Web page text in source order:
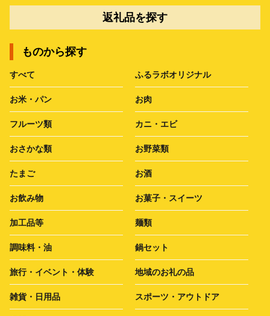
返礼品を探す
ものから探す
すべて ふるラボオリジナル
お米・パン お肉
フルーツ類 カニ・エビ
おさかな類 お野菜類
たまご お酒
お飲み物 お菓子・スイーツ
加工品等 麺類
調味料・油 鍋セット
旅行・イベント・体験 地域のお礼の品
雑貨・日用品 スポーツ・アウトドア